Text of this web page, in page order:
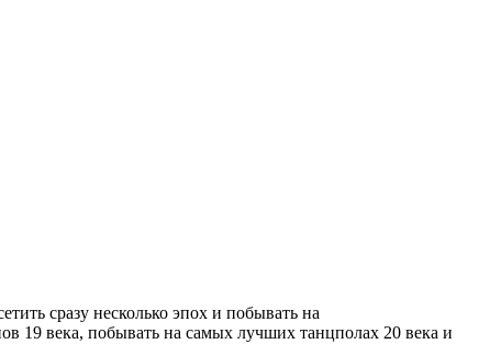
сразу несколько эпох и побывать на
19 века, побывать на самых лучших танцполах 20 века и